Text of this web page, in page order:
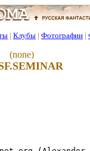
| Клубы | Фотографии |
(none)